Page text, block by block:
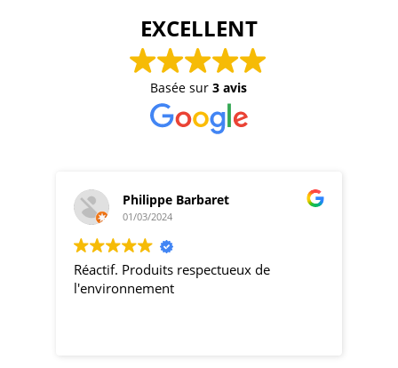
EXCELLENT
Basée sur3 avis
Philippe Barbaret
01/03/2024
Réactif. Produits respectueux de
l'environnement